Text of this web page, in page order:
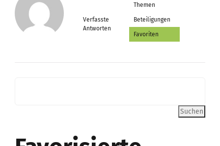
Themen
Verfasste
Antworten
Beteiligungen
Favoriten